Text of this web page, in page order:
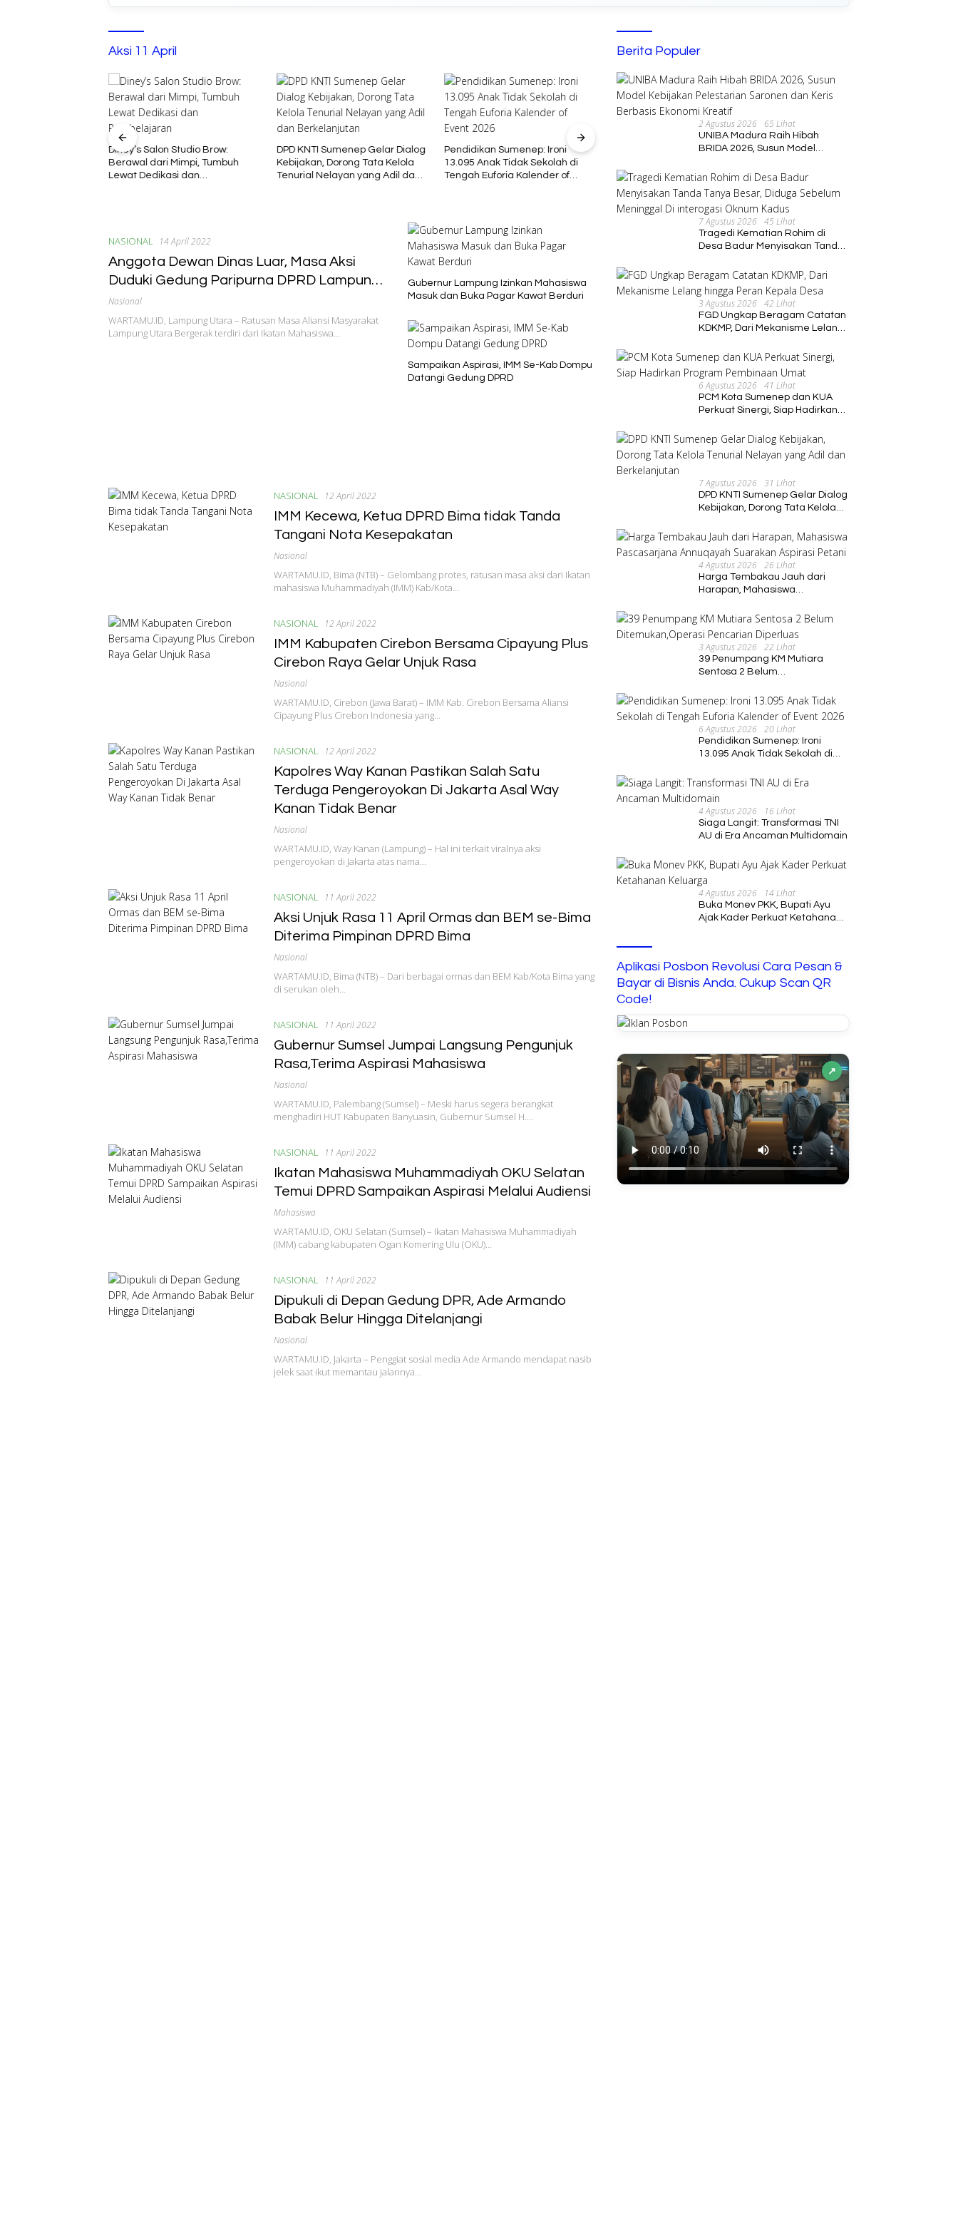
Aksi 11 April
Diney’s Salon Studio Brow:
Berawal dari Mimpi, Tumbuh
Lewat Dedikasi dan
DPD KNTI Sumenep Gelar Dialog
Kebijakan, Dorong Tata Kelola
Tenurial Nelayan yang Adil dan
Pendidikan Sumenep: Ironi
13.095 Anak Tidak Sekolah di
Tengah Euforia Kalender of
Bupati Ayu Dukung Kesiapan
Kontingen Way Kanan Menuju
Bupati Ayu Tinjau Langsung
Implementasi Program PKK di
NASIONAL 14 April 2022
Anggota Dewan Dinas Luar, Masa Aksi
Duduki Gedung Paripurna DPRD Lampung
Utara
Nasional
WARTAMU.ID, Lampung Utara – Ratusan Masa Aliansi Masyarakat
Lampung Utara Bergerak terdiri dari Ikatan Mahasiswa…
Gubernur Lampung Izinkan Mahasiswa
Masuk dan Buka Pagar Kawat Berduri
Sampaikan Aspirasi, IMM Se-Kab Dompu
Datangi Gedung DPRD
NASIONAL 12 April 2022
IMM Kecewa, Ketua DPRD Bima tidak Tanda
Tangani Nota Kesepakatan
Nasional
WARTAMU.ID, Bima (NTB) – Gelombang protes, ratusan masa aksi dari Ikatan
mahasiswa Muhammadiyah (IMM) Kab/Kota…
NASIONAL 12 April 2022
IMM Kabupaten Cirebon Bersama Cipayung Plus
Cirebon Raya Gelar Unjuk Rasa
Nasional
WARTAMU.ID, Cirebon (Jawa Barat) – IMM Kab. Cirebon Bersama Aliansi
Cipayung Plus Cirebon Indonesia yang…
NASIONAL 12 April 2022
Kapolres Way Kanan Pastikan Salah Satu
Terduga Pengeroyokan Di Jakarta Asal Way
Kanan Tidak Benar
Nasional
WARTAMU.ID, Way Kanan (Lampung) – Hal ini terkait viralnya aksi
pengeroyokan di Jakarta atas nama…
NASIONAL 11 April 2022
Aksi Unjuk Rasa 11 April Ormas dan BEM se-Bima
Diterima Pimpinan DPRD Bima
Nasional
WARTAMU.ID, Bima (NTB) – Dari berbagai ormas dan BEM Kab/Kota Bima yang
di serukan oleh…
NASIONAL 11 April 2022
Gubernur Sumsel Jumpai Langsung Pengunjuk
Rasa,Terima Aspirasi Mahasiswa
Nasional
WARTAMU.ID, Palembang (Sumsel) – Meski harus segera berangkat
menghadiri HUT Kabupaten Banyuasin, Gubernur Sumsel H….
NASIONAL 11 April 2022
Ikatan Mahasiswa Muhammadiyah OKU Selatan
Temui DPRD Sampaikan Aspirasi Melalui Audiensi
Mahasiswa
WARTAMU.ID, OKU Selatan (Sumsel) – Ikatan Mahasiswa Muhammadiyah
(IMM) cabang kabupaten Ogan Komering Ulu (OKU)…
NASIONAL 11 April 2022
Dipukuli di Depan Gedung DPR, Ade Armando
Babak Belur Hingga Ditelanjangi
Nasional
WARTAMU.ID, Jakarta – Penggiat sosial media Ade Armando mendapat nasib
jelek saat ikut memantau jalannya…
Berita Populer
2 Agustus 2026 65 Lihat
UNIBA Madura Raih Hibah
BRIDA 2026, Susun Model
dan Keris Berbasis Ekonomi
Kreatif
7 Agustus 2026 45 Lihat
Tragedi Kematian Rohim di
Desa Badur Menyisakan Tanda
Meninggal Di interogasi Oknum
Kadus
3 Agustus 2026 42 Lihat
FGD Ungkap Beragam Catatan
KDKMP, Dari Mekanisme Lelang
6 Agustus 2026 41 Lihat
PCM Kota Sumenep dan KUA
Perkuat Sinergi, Siap Hadirkan
7 Agustus 2026 31 Lihat
DPD KNTI Sumenep Gelar Dialog
Kebijakan, Dorong Tata Kelola
Berkelanjutan
4 Agustus 2026 26 Lihat
Harga Tembakau Jauh dari
Harapan, Mahasiswa
Suarakan Aspirasi Petani
3 Agustus 2026 22 Lihat
39 Penumpang KM Mutiara
Sentosa 2 Belum
Diperluas
6 Agustus 2026 20 Lihat
Pendidikan Sumenep: Ironi
13.095 Anak Tidak Sekolah di
Event 2026
4 Agustus 2026 16 Lihat
Siaga Langit: Transformasi TNI
AU di Era Ancaman Multidomain
4 Agustus 2026 14 Lihat
Buka Monev PKK, Bupati Ayu
Ajak Kader Perkuat Ketahanan
Aplikasi Posbon Revolusi Cara Pesan &
Bayar di Bisnis Anda. Cukup Scan QR
Code!
↗